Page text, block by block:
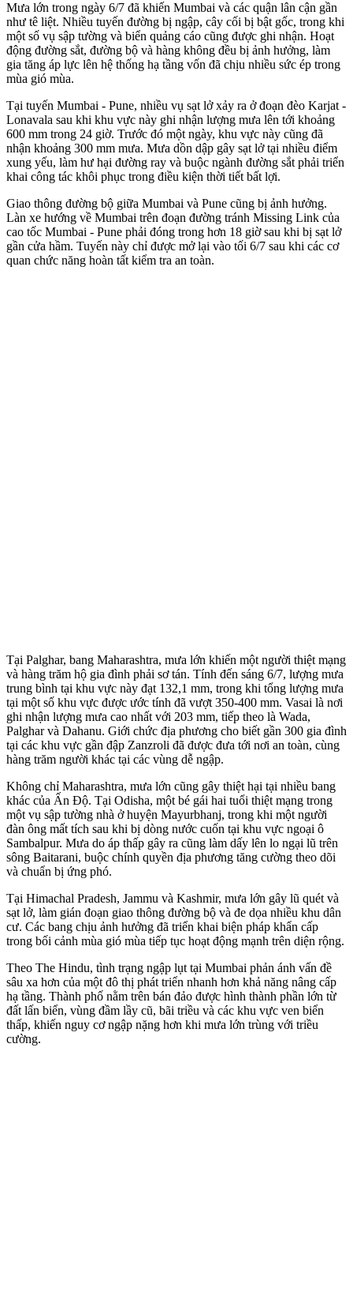
Mưa lớn trong ngày 6/7 đã khiến Mumbai và các quận lân cận gần
như tê liệt. Nhiều tuyến đường bị ngập, cây cối bị bật gốc, trong khi
một số vụ sập tường và biển quảng cáo cũng được ghi nhận. Hoạt
động đường sắt, đường bộ và hàng không đều bị ảnh hưởng, làm
gia tăng áp lực lên hệ thống hạ tầng vốn đã chịu nhiều sức ép trong
mùa gió mùa.
Tại tuyến Mumbai - Pune, nhiều vụ sạt lở xảy ra ở đoạn đèo Karjat -
Lonavala sau khi khu vực này ghi nhận lượng mưa lên tới khoảng
600 mm trong 24 giờ. Trước đó một ngày, khu vực này cũng đã
nhận khoảng 300 mm mưa. Mưa dồn dập gây sạt lở tại nhiều điểm
xung yếu, làm hư hại đường ray và buộc ngành đường sắt phải triển
khai công tác khôi phục trong điều kiện thời tiết bất lợi.
Giao thông đường bộ giữa Mumbai và Pune cũng bị ảnh hưởng.
Làn xe hướng về Mumbai trên đoạn đường tránh Missing Link của
cao tốc Mumbai - Pune phải đóng trong hơn 18 giờ sau khi bị sạt lở
gần cửa hầm. Tuyến này chỉ được mở lại vào tối 6/7 sau khi các cơ
quan chức năng hoàn tất kiểm tra an toàn.
Tại Palghar, bang Maharashtra, mưa lớn khiến một người thiệt mạng
và hàng trăm hộ gia đình phải sơ tán. Tính đến sáng 6/7, lượng mưa
trung bình tại khu vực này đạt 132,1 mm, trong khi tổng lượng mưa
tại một số khu vực được ước tính đã vượt 350-400 mm. Vasai là nơi
ghi nhận lượng mưa cao nhất với 203 mm, tiếp theo là Wada,
Palghar và Dahanu. Giới chức địa phương cho biết gần 300 gia đình
tại các khu vực gần đập Zanzroli đã được đưa tới nơi an toàn, cùng
hàng trăm người khác tại các vùng dễ ngập.
Không chỉ Maharashtra, mưa lớn cũng gây thiệt hại tại nhiều bang
khác của Ấn Độ. Tại Odisha, một bé gái hai tuổi thiệt mạng trong
một vụ sập tường nhà ở huyện Mayurbhanj, trong khi một người
đàn ông mất tích sau khi bị dòng nước cuốn tại khu vực ngoại ô
Sambalpur. Mưa do áp thấp gây ra cũng làm dấy lên lo ngại lũ trên
sông Baitarani, buộc chính quyền địa phương tăng cường theo dõi
và chuẩn bị ứng phó.
Tại Himachal Pradesh, Jammu và Kashmir, mưa lớn gây lũ quét và
sạt lở, làm gián đoạn giao thông đường bộ và đe dọa nhiều khu dân
cư. Các bang chịu ảnh hưởng đã triển khai biện pháp khẩn cấp
trong bối cảnh mùa gió mùa tiếp tục hoạt động mạnh trên diện rộng.
Theo The Hindu, tình trạng ngập lụt tại Mumbai phản ánh vấn đề
sâu xa hơn của một đô thị phát triển nhanh hơn khả năng nâng cấp
hạ tầng. Thành phố nằm trên bán đảo được hình thành phần lớn từ
đất lấn biển, vùng đầm lầy cũ, bãi triều và các khu vực ven biển
thấp, khiến nguy cơ ngập nặng hơn khi mưa lớn trùng với triều
cường.